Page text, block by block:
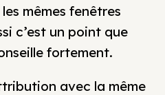
mêmes fenêtres
c’est un point que
fortement.
avec la même